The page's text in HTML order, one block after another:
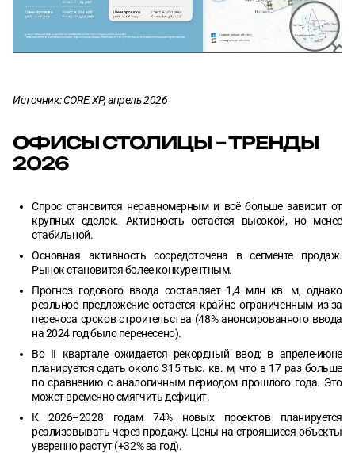
Источник: CORE.XP, апрель 2026
ОФИСЫ СТОЛИЦЫ – ТРЕНДЫ
2026
Спрос становится неравномерным и всё больше зависит от
крупных сделок. Активность остаётся высокой, но менее
стабильной.
Основная активность сосредоточена в сегменте продаж.
Рынок становится более конкурентным.
Прогноз годового ввода составляет 1,4 млн кв. м, однако
реальное предложение остаётся крайне ограниченным из-за
переноса сроков строительства (48% анонсированного ввода
на 2024 год было перенесено).
Во II квартале ожидается рекордный ввод: в апреле-июне
планируется сдать около 315 тыс. кв. м, что в 17 раз больше
по сравнению с аналогичным периодом прошлого года. Это
может временно смягчить дефицит.
К 2026–2028 годам 74% новых проектов планируется
реализовывать через продажу. Цены на строящиеся объекты
уверенно растут (+32% за год).